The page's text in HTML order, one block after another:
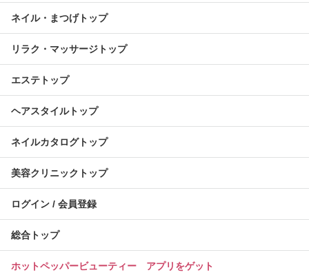
ネイル・まつげトップ
リラク・マッサージトップ
エステトップ
ヘアスタイルトップ
ネイルカタログトップ
美容クリニックトップ
ログイン / 会員登録
総合トップ
ホットペッパービューティー アプリをゲット